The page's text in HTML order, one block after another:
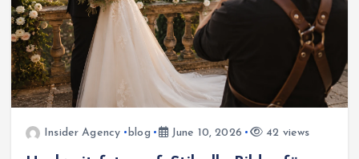
Insider Agency blog June 10, 2026 42 views